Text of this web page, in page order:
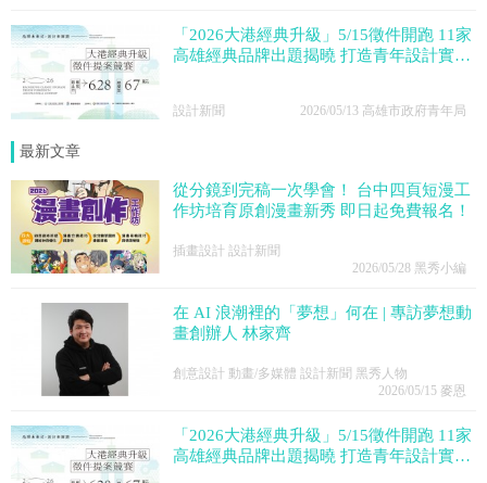
「2026大港經典升級」5/15徵件開跑 11家
高雄經典品牌出題揭曉 打造青年設計實戰
設計新聞 2026/05/13高雄市政府青年局
最新文章
從分鏡到完稿一次學會！ 台中四頁短漫工
作坊培育原創漫畫新秀 即日起免費報名！
插畫設計 設計新聞
2026/05/28黑秀小編
在 AI 浪潮裡的「夢想」何在 | 專訪夢想動
畫創辦人 林家齊
創意設計 動畫/多媒體 設計新聞 黑秀人物
2026/05/15麥恩
「2026大港經典升級」5/15徵件開跑 11家
高雄經典品牌出題揭曉 打造青年設計實戰